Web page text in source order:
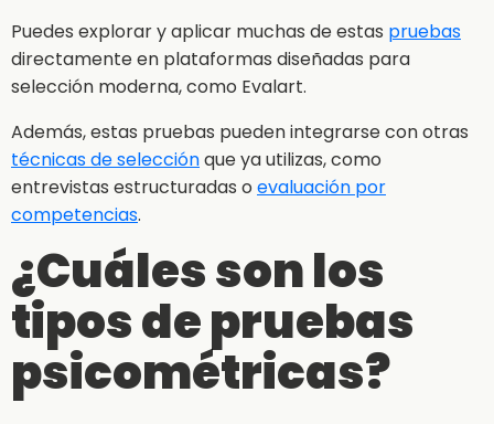
Puedes explorar y aplicar muchas de estas pruebas
directamente en plataformas diseñadas para
selección moderna, como Evalart.
Además, estas pruebas pueden integrarse con otras
técnicas de selecciónque ya utilizas, como
entrevistas estructuradas o evaluación por
competencias.
¿Cuáles son los
tipos de pruebas
psicométricas?